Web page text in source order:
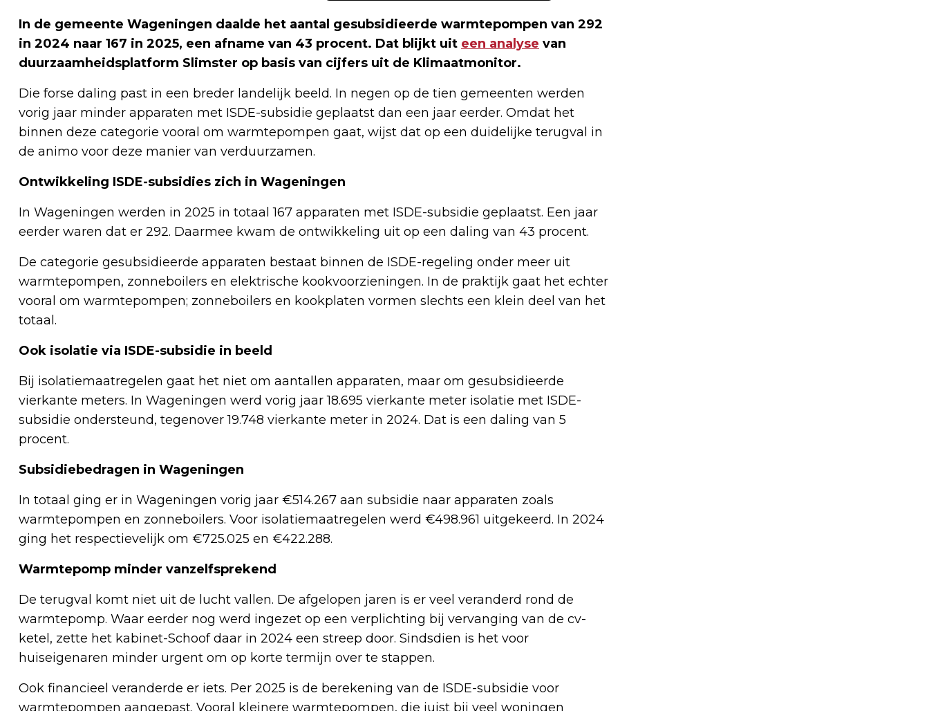
In de gemeente Wageningen daalde het aantal gesubsidieerde warmtepompen van 292
in 2024 naar 167 in 2025, een afname van 43 procent. Dat blijkt uit een analyse van
duurzaamheidsplatform Slimster op basis van cijfers uit de Klimaatmonitor.
Die forse daling past in een breder landelijk beeld. In negen op de tien gemeenten werden
vorig jaar minder apparaten met ISDE-subsidie geplaatst dan een jaar eerder. Omdat het
binnen deze categorie vooral om warmtepompen gaat, wijst dat op een duidelijke terugval in
de animo voor deze manier van verduurzamen.
Ontwikkeling ISDE-subsidies zich in Wageningen
In Wageningen werden in 2025 in totaal 167 apparaten met ISDE-subsidie geplaatst. Een jaar
eerder waren dat er 292. Daarmee kwam de ontwikkeling uit op een daling van 43 procent.
De categorie gesubsidieerde apparaten bestaat binnen de ISDE-regeling onder meer uit
warmtepompen, zonneboilers en elektrische kookvoorzieningen. In de praktijk gaat het echter
vooral om warmtepompen; zonneboilers en kookplaten vormen slechts een klein deel van het
totaal.
Ook isolatie via ISDE-subsidie in beeld
Bij isolatiemaatregelen gaat het niet om aantallen apparaten, maar om gesubsidieerde
vierkante meters. In Wageningen werd vorig jaar 18.695 vierkante meter isolatie met ISDE-
subsidie ondersteund, tegenover 19.748 vierkante meter in 2024. Dat is een daling van 5
procent.
Subsidiebedragen in Wageningen
In totaal ging er in Wageningen vorig jaar €514.267 aan subsidie naar apparaten zoals
warmtepompen en zonneboilers. Voor isolatiemaatregelen werd €498.961 uitgekeerd. In 2024
ging het respectievelijk om €725.025 en €422.288.
Warmtepomp minder vanzelfsprekend
De terugval komt niet uit de lucht vallen. De afgelopen jaren is er veel veranderd rond de
warmtepomp. Waar eerder nog werd ingezet op een verplichting bij vervanging van de cv-
ketel, zette het kabinet-Schoof daar in 2024 een streep door. Sindsdien is het voor
huiseigenaren minder urgent om op korte termijn over te stappen.
Ook financieel veranderde er iets. Per 2025 is de berekening van de ISDE-subsidie voor
warmtepompen aangepast. Vooral kleinere warmtepompen, die juist bij veel woningen